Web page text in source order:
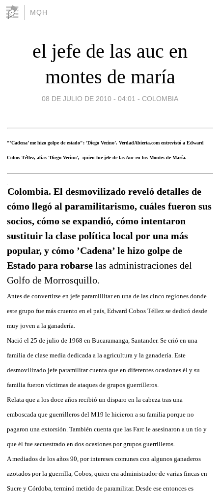
MQH
el jefe de las auc en
montes de maría
08 DE JULIO DE 2010 - 04:01 - COLOMBIA
"’Cadena’ me hizo golpe de estado": ’Diego Vecino’. VerdadAbierta.com entrevistó a Edward
Cobos Téllez, alias ‘Diego Vecino’, quien fue jefe de las Auc en los Montes de María.
Colombia. El desmovilizado reveló detalles de
cómo llegó al paramilitarismo, cuáles fueron sus
socios, cómo se expandió, cómo intentaron
sustituir la clase política local por una más
popular, y cómo ’Cadena’ le hizo golpe de
Estado para robarse las administraciones del
Golfo de Morrosquillo.
Antes de convertirse en jefe paramillitar en una de las cinco regiones donde
este grupo fue más cruento en el país, Edward Cobos Téllez se dedicó desde
muy joven a la ganadería.
Nació el 25 de julio de 1968 en Bucaramanga, Santander. Se crió en una
familia de clase media dedicada a la agricultura y la ganadería. Este
desmovilizado jefe paramilitar cuenta que en diferentes ocasiones él y su
familia fueron víctimas de ataques de grupos guerrilleros.
Relata que a los doce años recibió un disparo en la cabeza tras una
emboscada que guerrilleros del M19 le hicieron a su familia porque no
pagaron una extorsión. También cuenta que las Farc le asesinaron a un tío y
que él fue secuestrado en dos ocasiones por grupos guerrilleros.
A mediados de los años 90, por intereses comunes con algunos ganaderos
azotados por la guerrilla, Cobos, quien era administrador de varias fincas en
Sucre y Córdoba, terminó metido de paramilitar. Desde ese entonces es